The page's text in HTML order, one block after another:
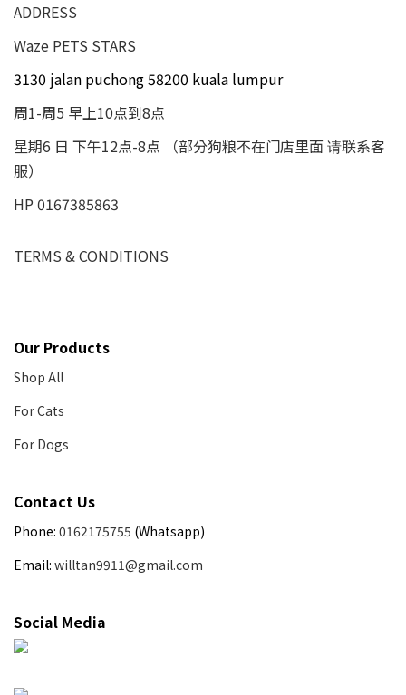
ADDRESS
Waze PETS STARS
3130 jalan puchong 58200 kuala lumpur
周1-周5 早上10点到8点
星期6 日 下午12点-8点 （部分狗粮不在门店里面 请联系客
服）
HP 0167385863
TERMS & CONDITIONS
Our Products
Shop All
For Cats
For Dogs
Contact Us
Phone: 0162175755 (Whatsapp)
Email: willtan9911@gmail.com
Social Media